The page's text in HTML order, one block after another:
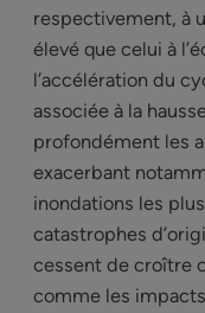
respectivement, à
élevé que celui à
l’accélération du
associée à la
profondément les
exacerbant
inondations les
catastrophes
cessent de croître
comme les